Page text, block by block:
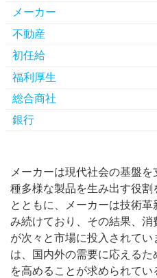
メーカー
不動産
初任給
福利厚生
総合商社
銀行
メーカーは現代社会の基盤
種多様な製品を生み出す役割
とともに、メーカーは技術
み続けており、その結果、
が次々と市場に投入されて
は、国内外の需要に応える
を高めることが求められて